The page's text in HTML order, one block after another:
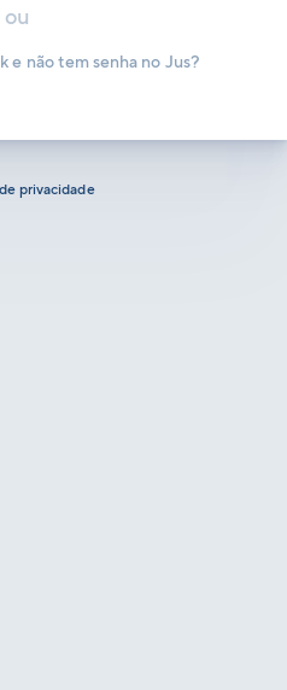
ou
e não tem senha no Jus?
privacidade